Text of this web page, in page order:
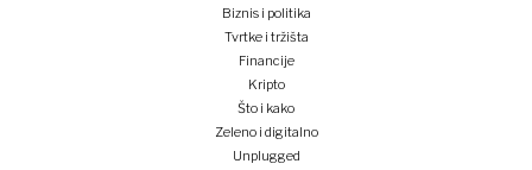
Biznis i politika
Tvrtke i tržišta
Financije
Kripto
Što i kako
Zeleno i digitalno
Unplugged